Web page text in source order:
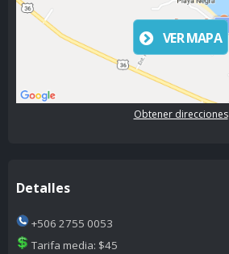
VER MAPA
Obtener direcciones
Detalles
+506 2755 0053
Tarifa media: $45